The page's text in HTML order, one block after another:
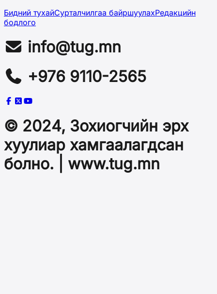
Бидний тухайСурталчилгаа байршуулахРедакцийн
бодлого
info@tug.mn
+976 9110-2565
© 2024, Зохиогчийн эрх
хуулиар хамгаалагдсан
болно. | www.tug.mn